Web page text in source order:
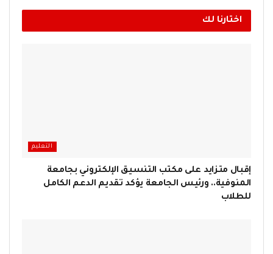
اختارنا لك
التعليم
إقبال متزايد على مكتب التنسيق الإلكتروني بجامعة
المنوفية.. ورئيس الجامعة يؤكد تقديم الدعم الكامل
للطلاب